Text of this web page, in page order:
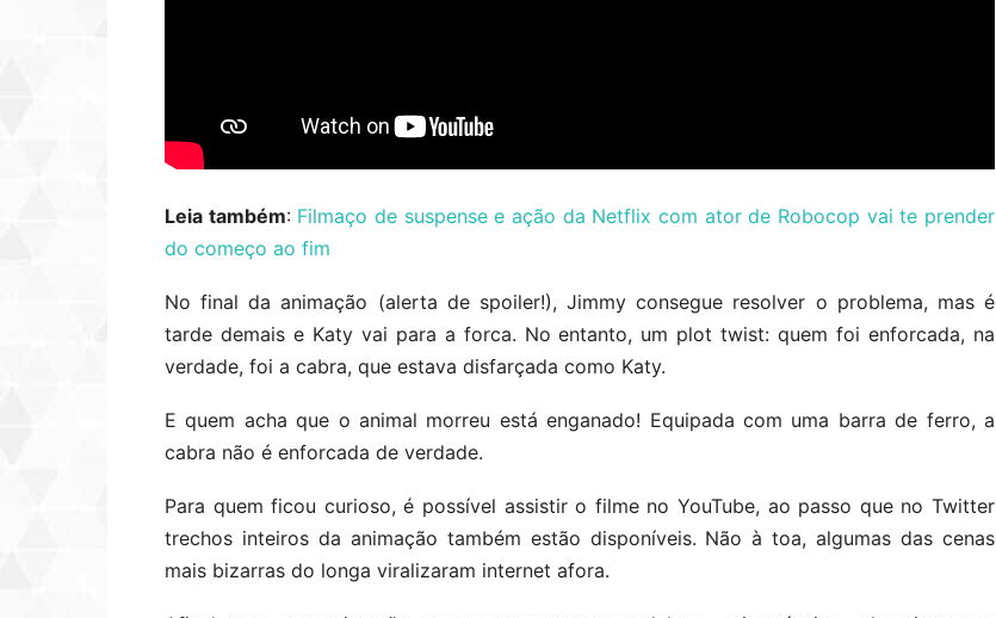
Leia também: Filmaço de suspense e ação da Netflix com ator de Robocop vai te prender
do começo ao fim
No final da animação (alerta de spoiler!), Jimmy consegue resolver o problema, mas é
tarde demais e Katy vai para a forca. No entanto, um plot twist: quem foi enforcada, na
verdade, foi a cabra, que estava disfarçada como Katy.
E quem acha que o animal morreu está enganado! Equipada com uma barra de ferro, a
cabra não é enforcada de verdade.
Para quem ficou curioso, é possível assistir o filme no YouTube, ao passo que no Twitter
trechos inteiros da animação também estão disponíveis. Não à toa, algumas das cenas
mais bizarras do longa viralizaram internet afora.